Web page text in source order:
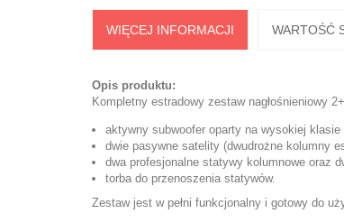
WIĘCEJ INFORMACJI WARTOŚĆ
Opis produktu:
Kompletny estradowy zestaw nagłośnieniowy
aktywny subwoofer oparty na wysokiej
dwie pasywne satelity (dwudrożne kolumny
dwa profesjonalne statywy kolumnowe oraz
torba do przenoszenia statywów.
Zestaw jest w pełni funkcjonalny i gotowy do